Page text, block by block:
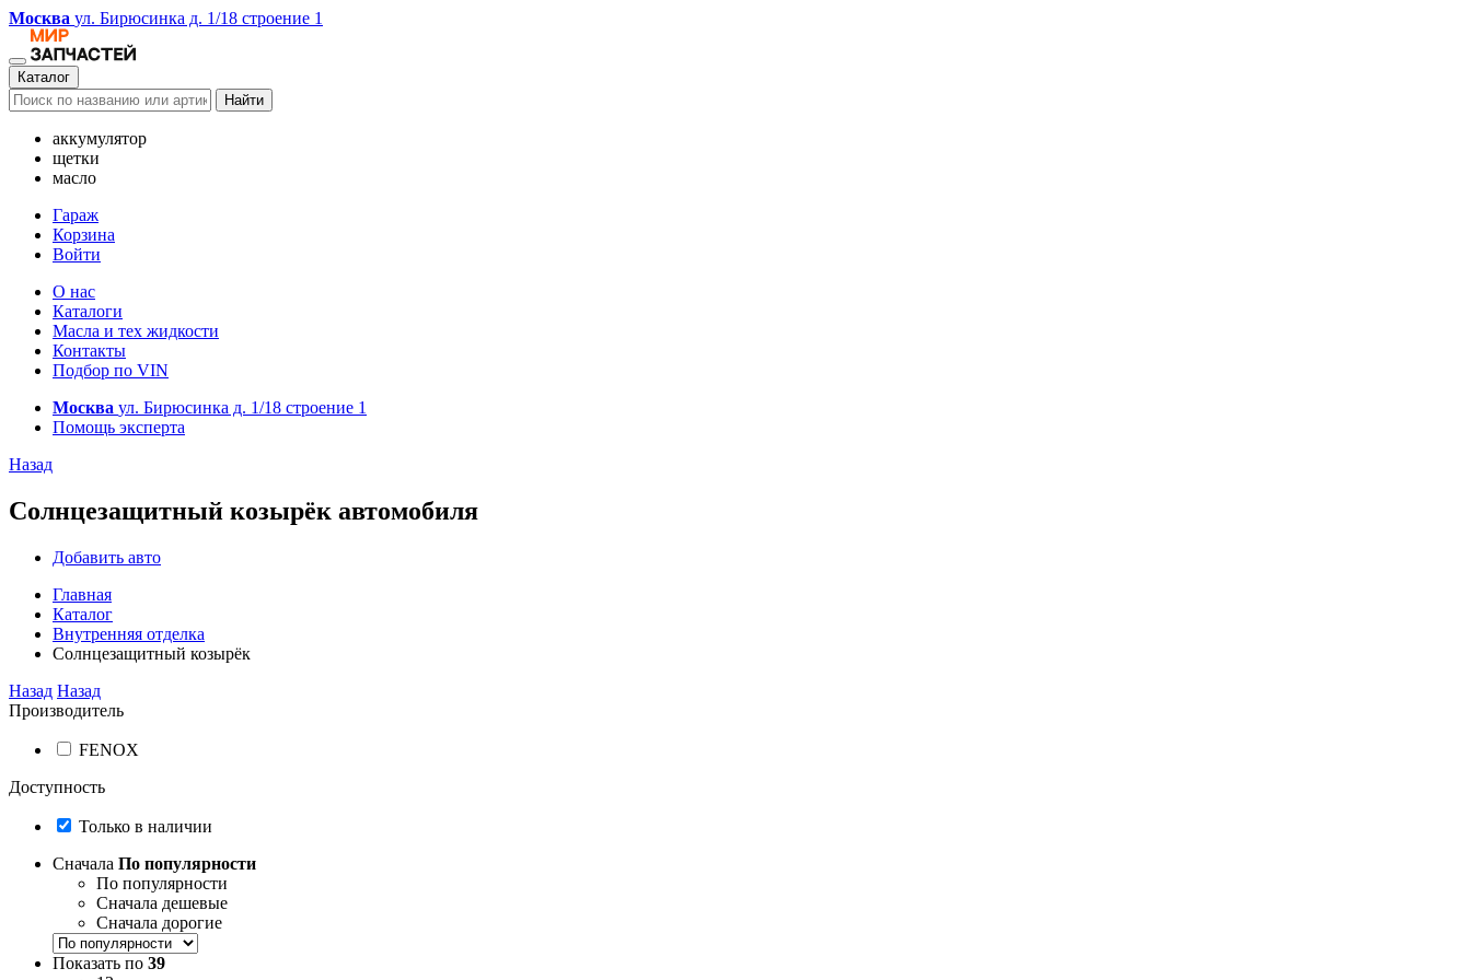
Москва ул. Бирюсинка д. 1/18 строение 1
Каталог
Найти
аккумулятор
щетки
масло
Гараж
Корзина
Войти
О нас
Каталоги
Масла и тех жидкости
Контакты
Подбор по VIN
Москва ул. Бирюсинка д. 1/18 строение 1
Помощь эксперта
Назад
Солнцезащитный козырёк автомобиля
Добавить авто
Главная
Каталог
Внутренняя отделка
Солнцезащитный козырёк
Назад Назад
Производитель
FENOX
Доступность
Только в наличии
Сначала По популярности
По популярности
Сначала дешевые
Сначала дорогие
Показать по 39